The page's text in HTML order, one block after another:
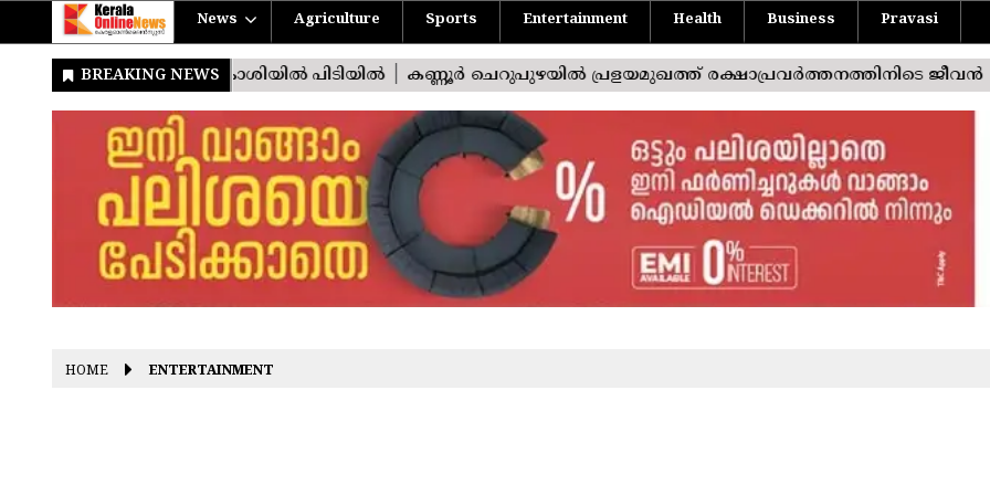
News Agriculture Sports Entertainment Health Business Pravasi
HOME ENTERTAINMENT